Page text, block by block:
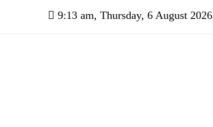
9:13 am, Thursday, 6 August 2026